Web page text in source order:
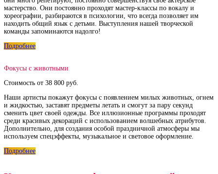
мастерство. Они постоянно проходят мастер-классы по вокалу и
хореографии, разбираются в психологии, что всегда позволяет им
находить общий язык с детьми. Выступления нашей творческой
команды запоминаются надолго!
Подробнее
Фокусы с животными
Стоимость от 38 800 руб.
Наши артисты покажут фокусы с появлением милых животных, огнем
и жидкостью, заставят предметы летать и смогут за пару секунд
сменить цвет своей одежды. Все иллюзионные программы проходят
среди красивых декораций с использованием волшебных атрибутов.
Дополнительно, для создания особой праздничной атмосферы мы
используем спецэффекты, музыкальное и световое оформление.
Подробнее